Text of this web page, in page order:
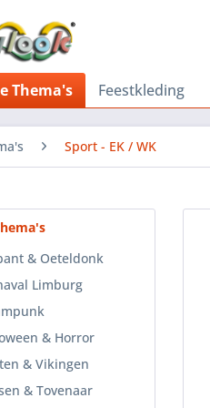
Thema's Feestkleding
Sport - EK / WK
& Oeteldonk
Limburg
& Horror
& Vikingen
& Tovenaar